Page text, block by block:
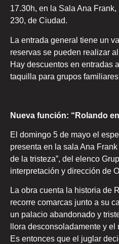
17.30h, en la Sala Ana
230, de Ciudad.
La entrada general tiene un
reservas se pueden realizar
Hay descuentos en entradas
taquilla para grupos
Nueva función: “Rolando
El domingo 5 de mayo el
presenta en la sala Ana
de la tristeza”, del elenco
interpretación y dirección de
La obra cuenta la historia de
recorre comarcas junto a su
un palacio abandonado y
llora desconsoladamente y
Es entonces que el juglar